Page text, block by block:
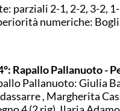
parziali 2-1, 2-2, 3-2,
numeriche:
Rapallo Pallanuoto -
Pallanuoto: Giulia
, Margherita